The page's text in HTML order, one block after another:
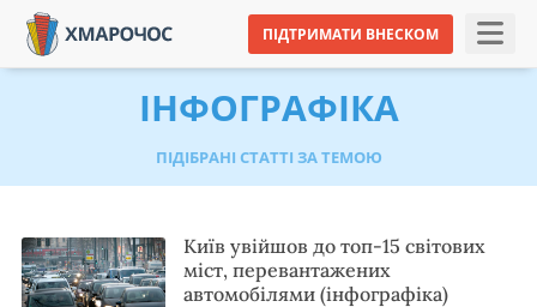
ПІДТРИМАТИ ВНЕСКОМ
ІНФОГРАФІКА
ПІДІБРАНІ СТАТТІ ЗА ТЕМОЮ
Київ увійшов до топ-15 світових
міст, перевантажених
автомобілями (інфографіка)